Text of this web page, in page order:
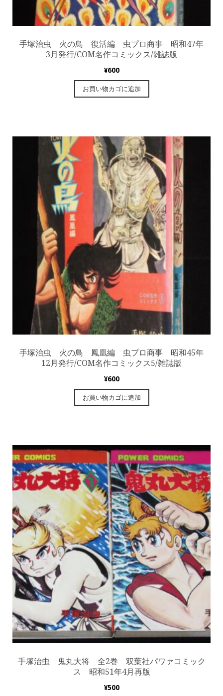
手塚治虫 火の鳥 復活編 虫プロ商事 昭和47年
3月発行/COM名作コミックス/雑誌版
¥600
お買い物カゴに追加
手塚治虫 火の鳥 鳳凰編 虫プロ商事 昭和45年
12月発行/COM名作コミックス5/雑誌版
¥600
お買い物カゴに追加
手塚治虫 鬼丸大将 全2巻 双葉社パワァコミック
ス 昭和51年4月再版
¥500